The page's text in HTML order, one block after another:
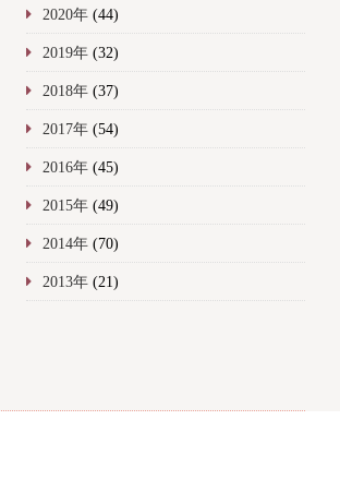
2020年(44)
2019年(32)
2018年(37)
2017年(54)
2016年(45)
2015年(49)
2014年(70)
2013年(21)